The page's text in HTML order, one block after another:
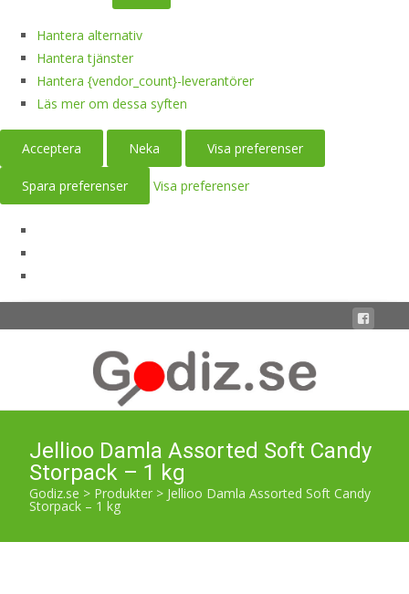
Hantera alternativ
Hantera tjänster
Hantera {vendor_count}-leverantörer
Läs mer om dessa syften
Acceptera Neka Visa preferenser
Spara preferenser Visa preferenser
Jellioo Damla Assorted Soft Candy
Storpack – 1 kg
Godiz.se > Produkter > Jellioo Damla Assorted Soft Candy
Storpack – 1 kg